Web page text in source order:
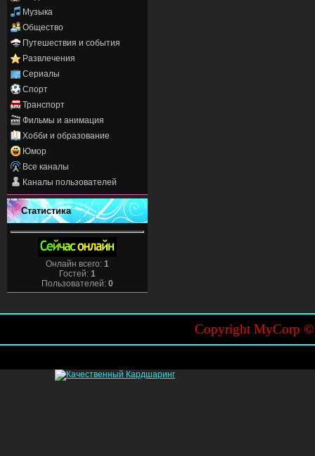
Музыка
Общество
Путешествия и события
Развлечения
Сериалы
Спорт
Транспорт
Фильмы и анимация
Хобби и образование
Юмор
Все каналы
Каналы пользователей
Статистика
Онлайн всего: 1
Гостей: 1
Пользователей: 0
Copyright MyCorp